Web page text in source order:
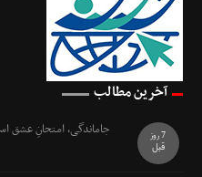
آخرین مطالب
جاماندگی، امتحانِ عشق
7 روز
قبل